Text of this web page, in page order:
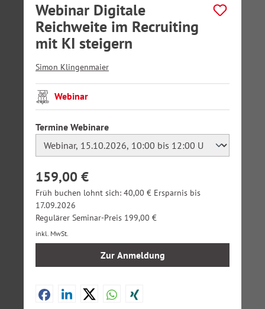
Webinar Digitale
Reichweite im Recruiting
mit KI steigern
Simon Klingenmaier
Webinar
Termine Webinareauswählen
159,00 €
Früh buchen lohnt sich: 40,00 € Ersparnis bis
17.09.2026
Regulärer Seminar-Preis 199,00 €
inkl. MwSt.
Zur Anmeldung